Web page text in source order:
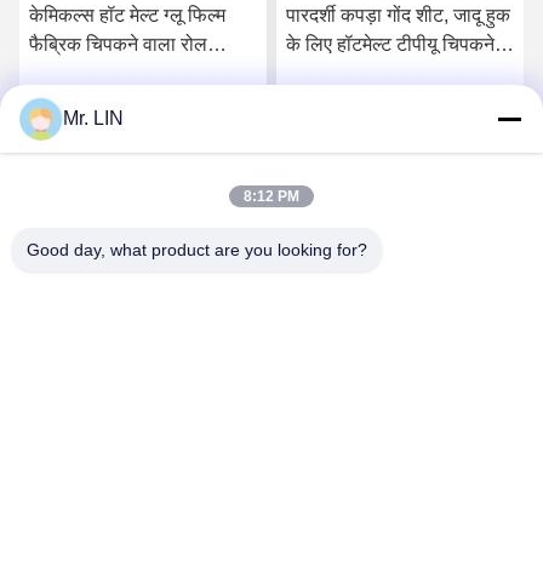
केमिकल्स हॉट मेल्ट ग्लू फिल्म
फैब्रिक चिपकने वाला रोल
Ipad केस के लिए:
सर्वोत्तम मूल्य प्राप्त करें
पारदर्शी कपड़ा गोंद शीट, जादू हुक
के लिए हॉटमेल्ट टीपीयू चिपकने
Mr. LIN
8:12 PM
Good day, what product are you looking for?